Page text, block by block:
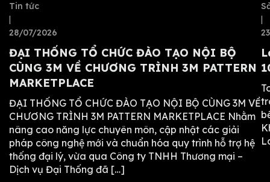
Tin tức
|
28/07/2026
ĐẠI THỐNG TỔ CHỨC ĐÀO TẠO NỘI BỘ
CÙNG 3M VỀ CHƯƠNG TRÌNH 3M PATTERN
MARKETPLACE
ĐẠI THỐNG TỔ CHỨC ĐÀO TẠO NỘI BỘ CÙNG 3M VỀ
CHƯƠNG TRÌNH 3M PATTERN MARKETPLACE Nhằm
nâng cao năng lực chuyên môn, cập nhật các giải
pháp công nghệ mới và chuẩn hóa quy trình hỗ trợ hệ
thống đại lý, vừa qua Công ty TNHH Thương mại –
Dịch vụ Đại Thống đã […]
|